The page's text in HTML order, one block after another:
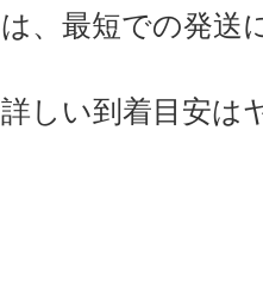
は、最短での発送
詳しい到着目安は